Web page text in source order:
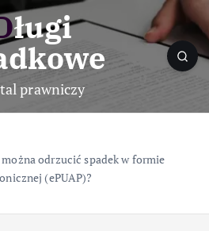
prawniczy
można odrzucić spadek w formie
(ePUAP)?